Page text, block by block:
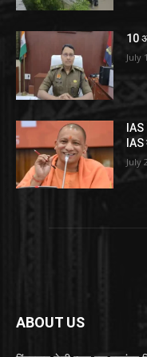
10
July
July
ABOUT US